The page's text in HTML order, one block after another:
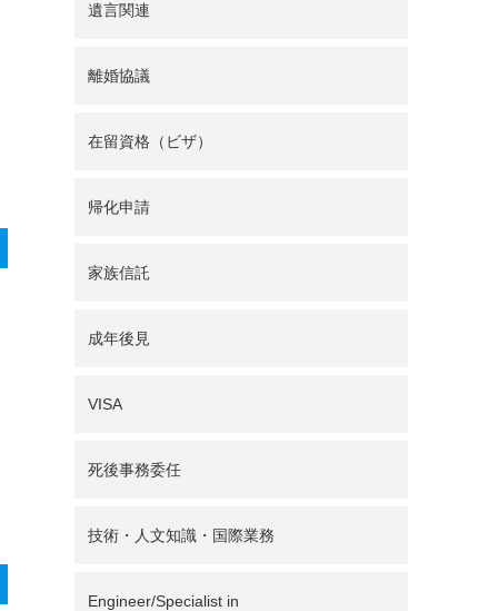
遺言関連
離婚協議
在留資格（ビザ）
帰化申請
家族信託
成年後見
VISA
死後事務委任
技術・人文知識・国際業務
Engineer/Specialist in